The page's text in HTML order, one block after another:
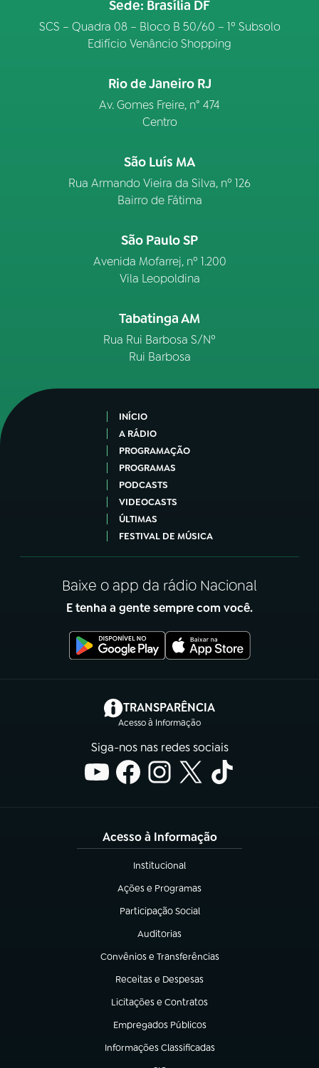
Sede: Brasília DF
SCS – Quadra 08 – Bloco B 50/60 – 1º Subsolo
Edifício Venâncio Shopping
Rio de Janeiro RJ
Av. Gomes Freire, n° 474
Centro
São Luís MA
Rua Armando Vieira da Silva, nº 126
Bairro de Fátima
São Paulo SP
Avenida Mofarrej, nº 1.200
Vila Leopoldina
Tabatinga AM
Rua Rui Barbosa S/Nº
Rui Barbosa
INÍCIO
A RÁDIO
PROGRAMAÇÃO
PROGRAMAS
PODCASTS
VIDEOCASTS
ÚLTIMAS
FESTIVAL DE MÚSICA
Baixe o app da rádio Nacional
E tenha a gente sempre com você.
TRANSPARÊNCIA
Acesso à Informação
(abre em nova aba)
Siga-nos nas redes sociais
Acesso à Informação
Institucional
(abre em nova aba)
Ações e Programas
(abre em nova aba)
Participação Social
(abre em nova aba)
Auditorias
(abre em nova aba)
Convênios e Transferências
(abre em nova aba)
Receitas e Despesas
(abre em nova aba)
Licitações e Contratos
(abre em nova aba)
Empregados Públicos
(abre em nova aba)
Informações Classificadas
(abre em nova aba)